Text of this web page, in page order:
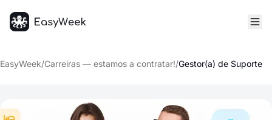
EasyWeek/Carreiras — estamos a contratar!/Gestor(a) de Suporte